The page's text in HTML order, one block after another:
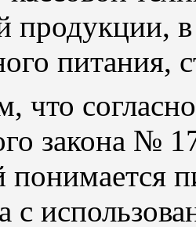
продукции,
питания,
что
закона №
понимается
с